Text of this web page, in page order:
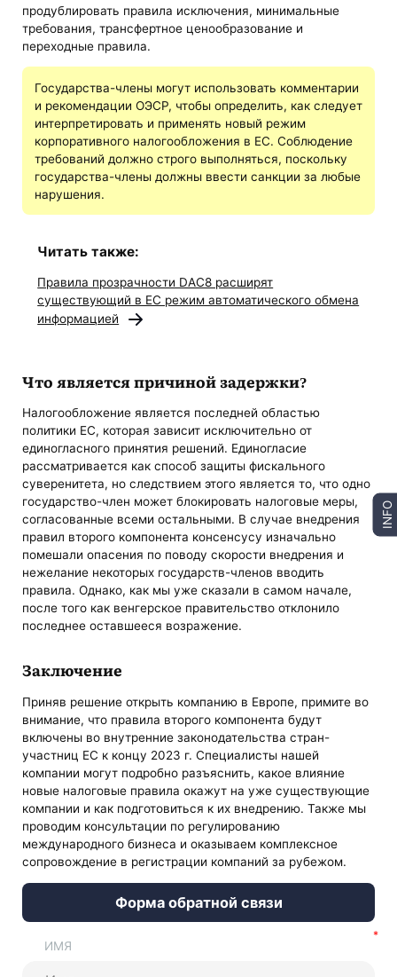
продублировать правила исключения, минимальные
требования, трансфертное ценообразование и
переходные правила.
Государства-члены могут использовать комментарии
и рекомендации ОЭСР, чтобы определить, как следует
интерпретировать и применять новый режим
корпоративного налогообложения в ЕС. Соблюдение
требований должно строго выполняться, поскольку
государства-члены должны ввести санкции за любые
нарушения.
Читать также:
Правила прозрачности DAC8 расширят
существующий в ЕС режим автоматического обмена
информацией
Что является причиной задержки?
Налогообложение является последней областью
политики ЕС, которая зависит исключительно от
единогласного принятия решений. Единогласие
рассматривается как способ защиты фискального
суверенитета, но следствием этого является то, что одно
государство-член может блокировать налоговые меры,
согласованные всеми остальными. В случае внедрения
правил второго компонента консенсусу изначально
помешали опасения по поводу скорости внедрения и
нежелание некоторых государств-членов вводить
правила. Однако, как мы уже сказали в самом начале,
после того как венгерское правительство отклонило
последнее оставшееся возражение.
Заключение
Приняв решение открыть компанию в Европе, примите во
внимание, что правила второго компонента будут
включены во внутренние законодательства стран-
участниц ЕС к концу 2023 г. Специалисты нашей
компании могут подробно разъяснить, какое влияние
новые налоговые правила окажут на уже существующие
компании и как подготовиться к их внедрению. Также мы
проводим консультации по регулированию
международного бизнеса и оказываем комплексное
сопровождение в регистрации компаний за рубежом.
Форма обратной связи
ИМЯ
INFO